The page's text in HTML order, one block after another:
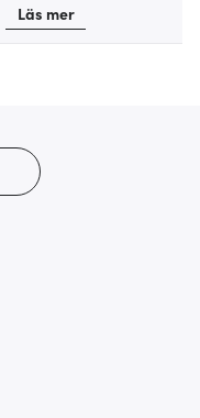
Läs mer